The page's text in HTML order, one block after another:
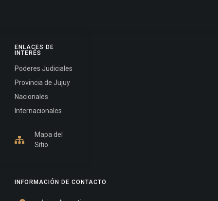
INFORMACIÓN DE CONTACTO
ENLACES DE
INTERÉS
Poderes Judiciales
Provincia de Jujuy
Nacionales
Internacionales
Mapa del
Sitio